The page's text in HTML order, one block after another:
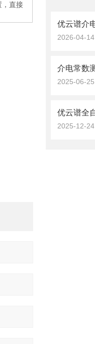
2026-04-14
2025-06-25
2025-12-24
，直接